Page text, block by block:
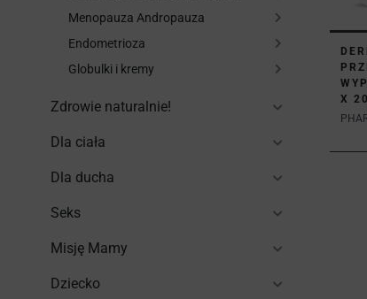
Menopauza Andropauza
Endometrioza
Globulki i kremy
Zdrowie naturalnie!
Dla ciała
Dla ducha
Seks
Misję Mamy
Dziecko
X